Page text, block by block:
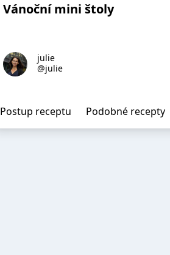
Vánoční mini štoly
julie
@julie
Postup receptu Podobné recepty